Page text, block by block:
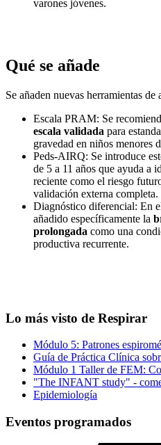
varones jóvenes.
Qué se añade
Se añaden nuevas herramientas de
Escala PRAM: Se
escala validada para
gravedad en niños menores
Peds-AIRQ: Se introduce
de 5 a 11 años que ayuda a
reciente como el riesgo
validación externa completa.
Diagnóstico diferencial: En
añadido específicamente la
prolongada como una
productiva recurrente.
Lo más visto de Respirar
Módulo 5: Patrones
Guía de Práctica Clínica
Módulo 1 Taller de FEM:
"The INFANT study" -
Epidemiología
Eventos programados